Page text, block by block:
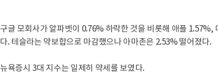
구글 모회사가 알파벳이 0.76% 하락한 것을 비롯해 애플
다. 테슬라는 약보합으로 마감했으나 아마존은 2.53% 떨어졌다.
뉴욕증시 3대 지수는 일제히 약세를 보였다.